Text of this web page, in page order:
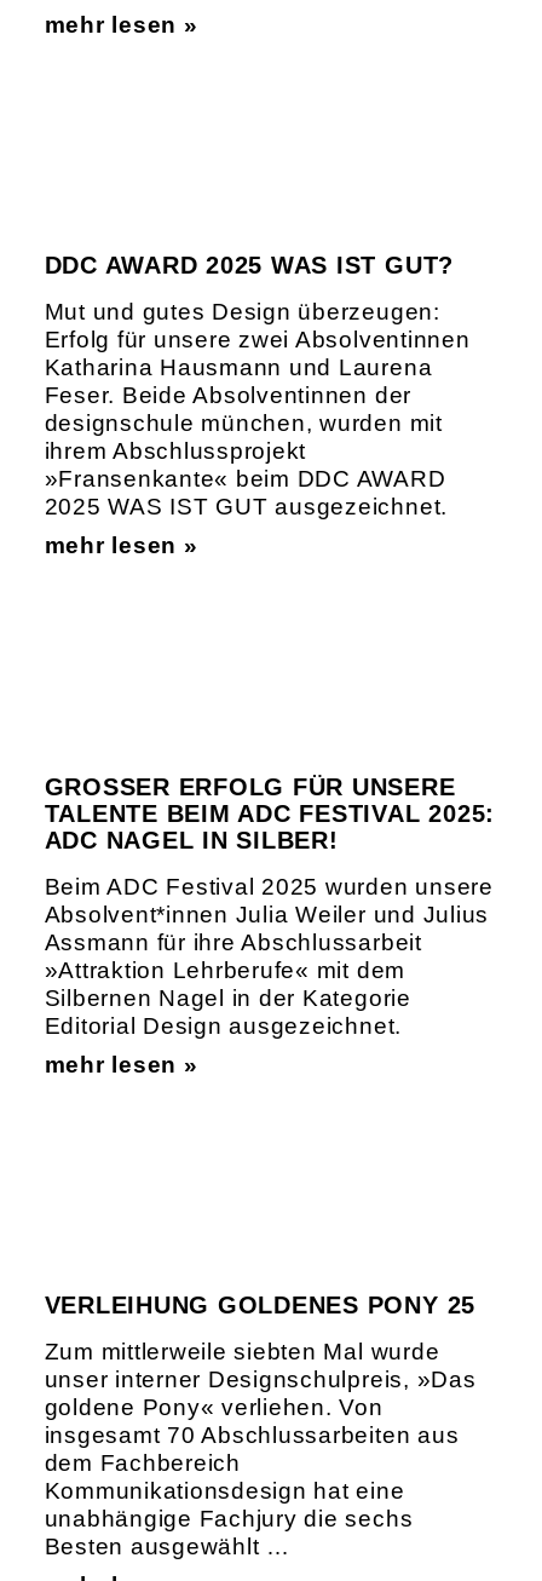
mehr lesen »
DDC AWARD 2025 WAS IST GUT?
Mut und gutes Design überzeugen:
Erfolg für unsere zwei Absolventinnen
Katharina Hausmann und Laurena
Feser. Beide Absolventinnen der
designschule münchen, wurden mit
ihrem Abschlussprojekt
»Fransenkante« beim DDC AWARD
2025 WAS IST GUT ausgezeichnet.
mehr lesen »
GROSSER ERFOLG FÜR UNSERE T
ALENTE BEIM ADC FESTIVAL 2025: A
DC NAGEL IN SILBER!
Beim ADC Festival 2025 wurden unsere
Absolvent*innen Julia Weiler und Julius
Assmann für ihre Abschlussarbeit
»Attraktion Lehrberufe« mit dem
Silbernen Nagel in der Kategorie
Editorial Design ausgezeichnet.
mehr lesen »
VERLEIHUNG GOLDENES PONY 25
Zum mittlerweile siebten Mal wurde
unser interner Designschulpreis, »Das
goldene Pony« verliehen. Von
insgesamt 70 Abschlussarbeiten aus
dem Fachbereich
Kommunikationsdesign hat eine
unabhängige Fachjury die sechs
Besten ausgewählt …